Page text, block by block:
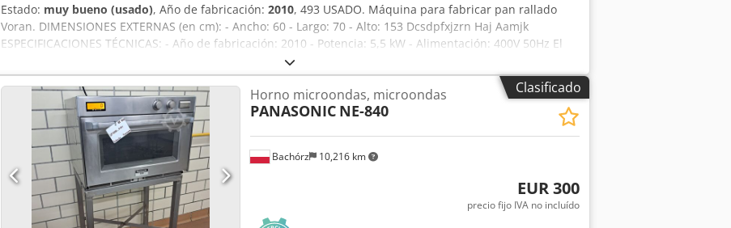
Estado: muy bueno (usado), Año de fabricación: 2010, 493 USADO. Máquina para fabricar pan rallado
Voran. DIMENSIONES EXTERNAS (en cm): - Ancho: 60 - Largo: 70 - Alto: 153 Dcsdpfxjzrn Haj Aamjk
ESPECIFICACIONES TÉCNICAS: - Año de fabricación: 2010 - Potencia: 5,5 kW - Alimentación: 400V 50Hz El
precio indicado es el precio neto. Opciones disponibles con coste adicional: transporte del equipo.
HABLAMOS INGLÉS, ALEMÁN, FRANCÉS, RUSO Y UCRANIANO.
Clasificado
Bachórz 10,216 km
Horno microondas, microondas
PANASONIC NE-840
EUR 300
precio fijo IVA no incluído